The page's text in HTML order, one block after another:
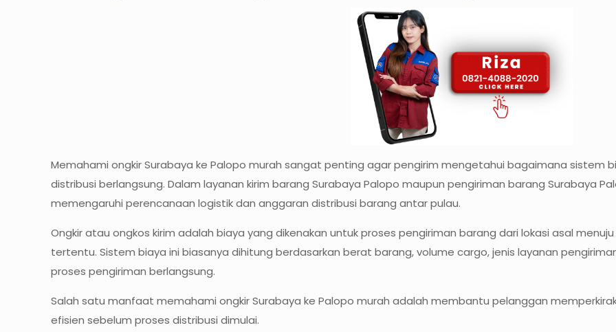
Memahami ongkir Surabaya ke Palopo murah sangat penting agar pengirim mengetahui bagaimana sistem
distribusi berlangsung. Dalam layanan kirim barang Surabaya Palopo maupun pengiriman barang Surabaya
memengaruhi perencanaan logistik dan anggaran distribusi barang antar pulau.
Ongkir atau ongkos kirim adalah biaya yang dikenakan untuk proses pengiriman barang dari lokasi asal
tertentu. Sistem biaya ini biasanya dihitung berdasarkan berat barang, volume cargo, jenis layanan
proses pengiriman berlangsung.
Salah satu manfaat memahami ongkir Surabaya ke Palopo murah adalah membantu pelanggan
efisien sebelum proses distribusi dimulai.